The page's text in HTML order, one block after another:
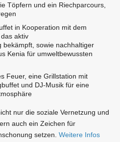
Töpfern und ein Riechparcours,
in Kooperation mit dem
, das aktiv
bekämpft, sowie nachhaltiger
Kenia für umweltbewussten
Feuer, eine Grillstation mit
und DJ-Musik für eine
nur die soziale Vernetzung und
auch ein Zeichen für
setzen. Weitere Infos